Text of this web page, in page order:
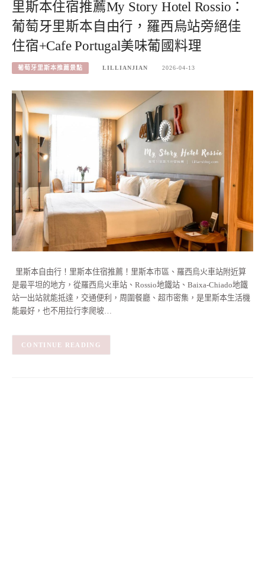
里斯本住宿推薦My Story Hotel Rossio：
葡萄牙里斯本自由行，羅西烏站旁絕佳
住宿+Cafe Portugal美味葡國料理
葡萄牙里斯本推薦景點 LILLIANJIAN 2026-04-13
里斯本自由行！里斯本住宿推薦！里斯本市區、羅西烏火車站附近算
是最平坦的地方，從羅西烏火車站、Rossio地鐵站、Baixa-Chiado地鐵
站一出站就能抵達，交通便利，周圍餐廳、超市密集，是里斯本生活機
能最好，也不用拉行李爬坡…
CONTINUE READING